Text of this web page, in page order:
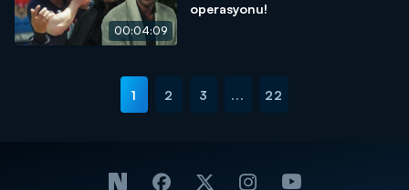
00:04:09
operasyonu!
1 2 3 ... 22